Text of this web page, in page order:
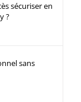
sécuriser en
?
sans